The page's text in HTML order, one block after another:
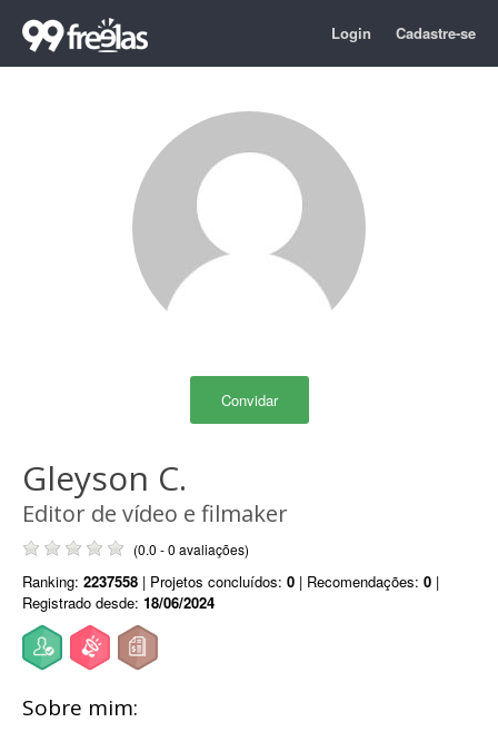
Login Cadastre-se
Convidar
Gleyson C.
Editor de vídeo e filmaker
(0.0 - 0 avaliações)
Ranking: 2237558 | Projetos concluídos: 0 | Recomendações: 0 |
Registrado desde: 18/06/2024
Sobre mim: